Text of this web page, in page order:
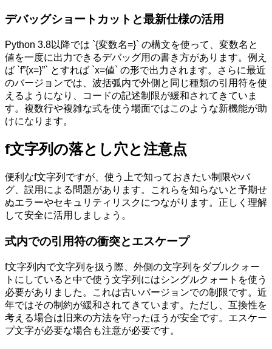
デバッグショートカットと最新仕様の活用
Python 3.8以降では `{変数名=}` の構文を使って、変数名と
値を一度に出力できるデバッグ用の書き方があります。例え
ば `f”{x=}”` とすれば `x=値` の形で出力されます。さらに最近
のバージョンでは、波括弧内で外側と同じ種類の引用符を使
えるようになり、コードの記述制限が緩和されてきていま
す。複数行や複雑な式を使う場面ではこのような新機能が助
けになります。
f文字列の落とし穴と注意点
便利なf文字列ですが、使う上で知っておきたい制限やバ
グ、誤用による問題があります。これらを知らないと予期せ
ぬエラーやセキュリティリスクにつながります。正しく理解
して安全に活用しましょう。
式内での引用符の衝突とエスケープ
f文字列内で文字列を扱う際、外側の文字列をダブルクォー
トにしていると中で使う文字列にはシングルクォートを使う
必要がありました。これは古いバージョンでの制限です。近
年ではその制約が緩和されてきています。ただし、互換性を
考える場合は旧来の方法を守ったほうが安全です。エスケー
プ文字が必要な場合も注意が必要です。